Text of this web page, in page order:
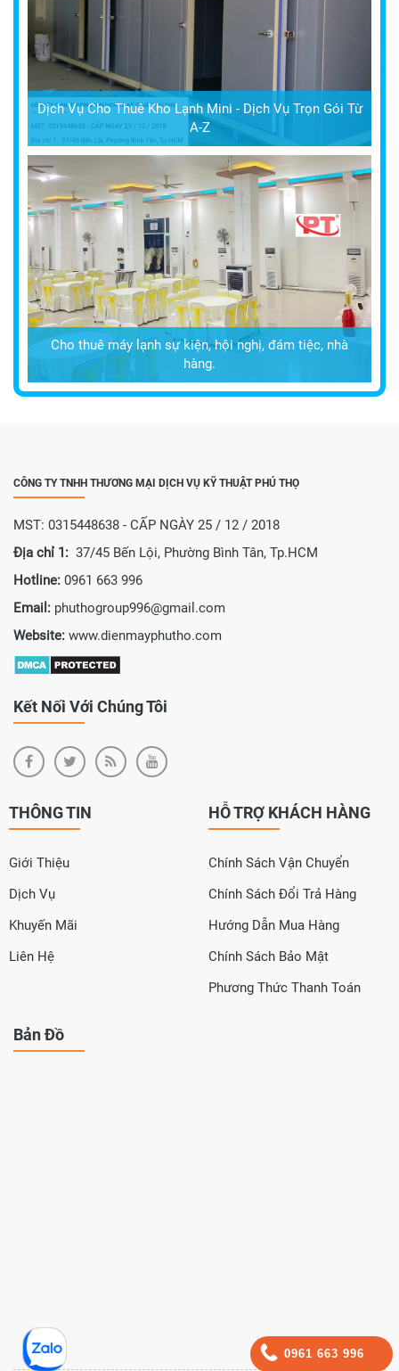
Dịch Vụ Cho Thuê Kho Lạnh Mini - Dịch Vụ Trọn Gói Từ
A-Z
Cho thuê máy lạnh sự kiện, hội nghị, đám tiệc, nhà
hàng.
CÔNG TY TNHH THƯƠNG MẠI DỊCH VỤ KỸ THUẬT PHÚ THỌ
MST: 0315448638 - CẤP NGÀY 25 / 12 / 2018
Địa chỉ 1: 37/45 Bến Lội, Phường Bình Tân, Tp.HCM
Hotline: 0961 663 996
Email: phuthogroup996@gmail.com
Website: www.dienmayphutho.com
Kết Nối Với Chúng Tôi
THÔNG TIN
Giới Thiệu
Dịch Vụ
Khuyến Mãi
Liên Hệ
HỖ TRỢ KHÁCH HÀNG
Chính Sách Vận Chuyển
Chính Sách Đổi Trả Hàng
Hướng Dẫn Mua Hàng
Chính Sách Bảo Mật
Phương Thức Thanh Toán
Bản Đồ
0961 663 996